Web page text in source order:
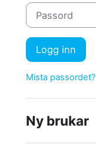
Passord
Logg inn
Mista passordet?
Ny brukar